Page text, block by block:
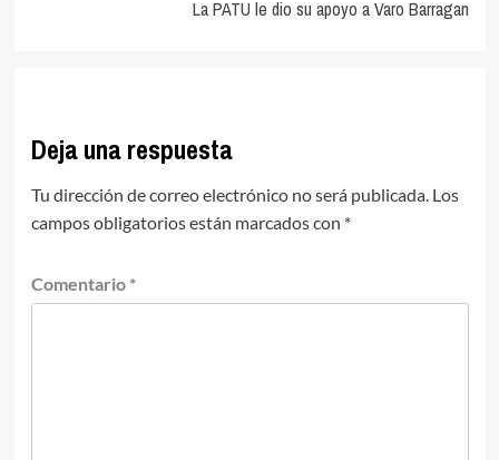
La PATU le dio su apoyo a Varo Barragan
Deja una respuesta
Tu dirección de correo electrónico no será publicada. Los
campos obligatorios están marcados con *
Comentario *